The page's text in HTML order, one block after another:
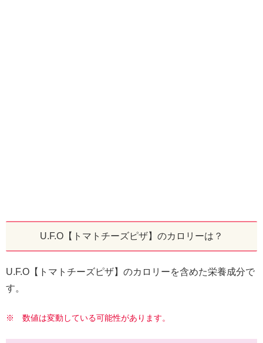
U.F.O【トマトチーズピザ】のカロリーは？
U.F.O【トマトチーズピザ】のカロリーを含めた栄養成分で
す。
※ 数値は変動している可能性があります。